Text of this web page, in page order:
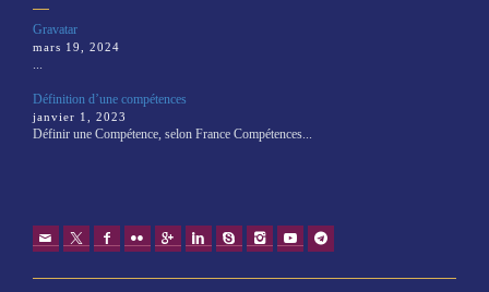
Gravatar
mars 19, 2024
...
Définition d’une compétences
janvier 1, 2023
Définir une Compétence, selon France Compétences...